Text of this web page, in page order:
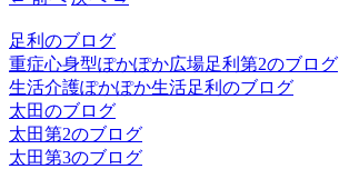
足利のブログ
重症心身型ぽかぽか広場足利第2のブログ
生活介護ぽかぽか生活足利のブログ
太田のブログ
太田第2のブログ
太田第3のブログ